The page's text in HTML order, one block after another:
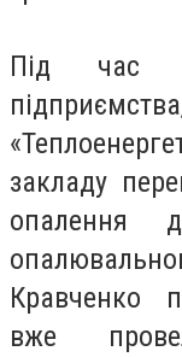
Під час
закладу
опалення
Кравченко
вже